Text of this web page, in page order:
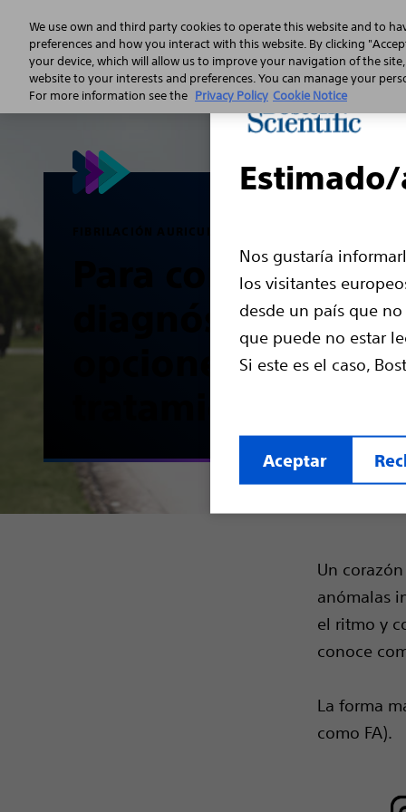
Nos gustaría
los visitantes
desde un país que
que puede no estar
Si este es el caso,
Aceptar
¿Qué es la fibrilación auricular?
Para comprender
diagnóstico y
opciones de
Un
anómalas
el ritmo y
conoce
La forma
como FA).
We use own and third party cookies to operate this website and to
preferences and how you interact with this website. By clicking
your device, which will allow us to improve your navigation of the
website to your interests and preferences. You can manage your
For more information see the Privacy Policy Cookie Notice